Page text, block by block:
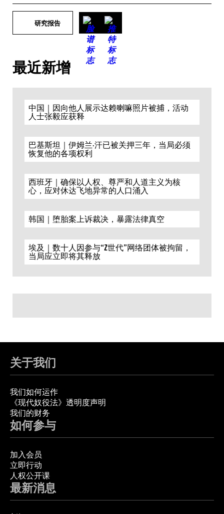
研究报告
最近新增
中国｜因向他人展示达赖喇嘛照片被捕，活动
人士张毅应获释
巴基斯坦｜伊姆兰·汗已被关押三年，当局必须
恢复他的各项权利
西班牙｜确保以人权、尊严和人道主义为核
心，应对休达飞地异常的人口涌入
韩国｜堕胎案上诉裁决，暴露法律真空
埃及｜数十人因参与“Z世代”网络团体被拘留，
当局应立即将其释放
关于我们
我们如何运作
《现代奴役法》透明度声明
我们的财务
如何参与
加入会员
立即行动
人权公开课
最新消息